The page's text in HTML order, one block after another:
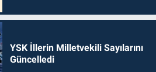
YSK İllerin Milletvekili Sayılarını
Güncelledi